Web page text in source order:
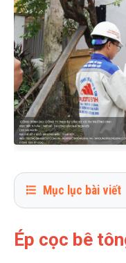
Mục lục bài viết
2 Các loại cọc bê
Ép cọc bê